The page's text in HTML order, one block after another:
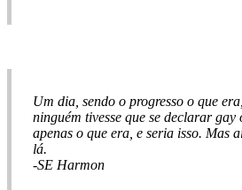
Um dia, sendo o progresso o que
ninguém tivesse que se declarar gay
apenas o que era, e seria isso. Mas
lá.
-SE Harmon